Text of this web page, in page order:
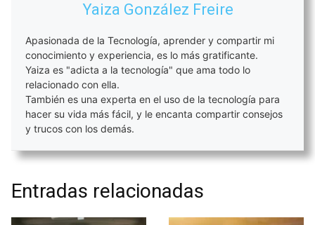
Yaiza González Freire
Apasionada de la Tecnología, aprender y compartir mi
conocimiento y experiencia, es lo más gratificante.
Yaiza es "adicta a la tecnología" que ama todo lo
relacionado con ella.
También es una experta en el uso de la tecnología para
hacer su vida más fácil, y le encanta compartir consejos
y trucos con los demás.
Entradas relacionadas